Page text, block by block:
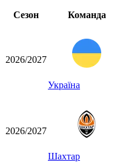
Сезон
Команда
2026/2027
Україна
2026/2027
Шахтар